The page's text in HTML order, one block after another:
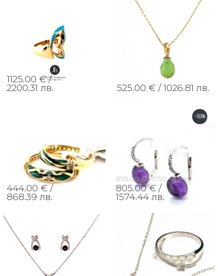
1125.00 € /
2200.31 лв. 525.00 € / 1026.81 лв.
444.00 € /
868.39 лв.
-10%
895.00 € / 1750.47 лв.
805.00 € /
1574.44 лв.